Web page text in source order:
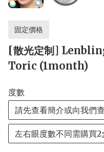
固定價格
[散光定制]
Toric (1month)
度數
請先查看簡介或向我們
左右眼度數不同需購買2